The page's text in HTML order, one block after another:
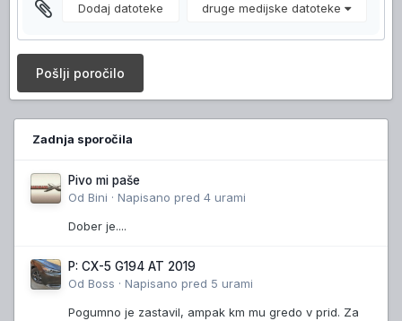
Dodaj datoteke druge medijske datoteke
Pošlji poročilo
Zadnja sporočila
Pivo mi paše
Od Bini · Napisano pred 4 urami
Dober je....
P: CX-5 G194 AT 2019
Od Boss · Napisano pred 5 urami
Pogumno je zastavil, ampak km mu gredo v prid. Za